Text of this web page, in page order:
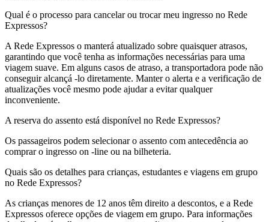
Qual é o processo para cancelar ou trocar meu ingresso no Rede
Expressos?
A Rede Expressos o manterá atualizado sobre quaisquer atrasos,
garantindo que você tenha as informações necessárias para uma
viagem suave. Em alguns casos de atraso, a transportadora pode não
conseguir alcançá -lo diretamente. Manter o alerta e a verificação de
atualizações você mesmo pode ajudar a evitar qualquer
inconveniente.
A reserva do assento está disponível no Rede Expressos?
Os passageiros podem selecionar o assento com antecedência ao
comprar o ingresso on -line ou na bilheteria.
Quais são os detalhes para crianças, estudantes e viagens em grupo
no Rede Expressos?
As crianças menores de 12 anos têm direito a descontos, e a Rede
Expressos oferece opções de viagem em grupo. Para informações